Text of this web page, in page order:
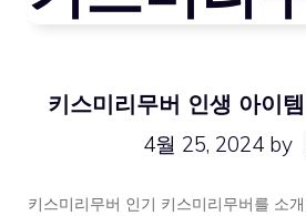
키스미리무버 인생 아이
4월 25, 2024 by
키스미리무버 인기 키스미리무버를 소